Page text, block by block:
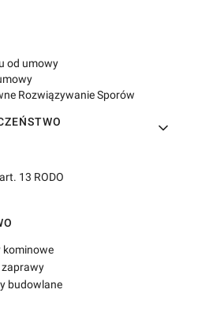
od umowy
Rozwiązywanie Sporów
13 RODO
kominowe
zaprawy
budowlane